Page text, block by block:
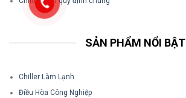
SẢN PHẨM NỔI BẬT
Chiller Làm Lạnh
Điều Hòa Công Nghiệp